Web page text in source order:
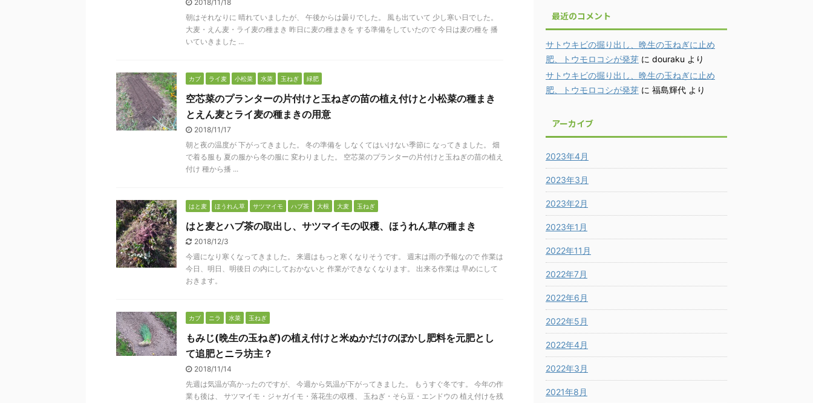
2018/11/18
朝はそれなりに 晴れていましたが、 午後からは曇りでした。 風も出ていて 少し寒い日でした。
大麦・えん麦・ライ麦の種まき 昨日に麦の種まきを する準備をしていたので 今日は麦の種を 播
いていきました ...
カブ ライ麦 小松菜 水菜 玉ねぎ 緑肥
空芯菜のプランターの片付けと玉ねぎの苗の植え付けと小松菜の種まき
とえん麦とライ麦の種まきの用意
2018/11/17
朝と夜の温度が 下がってきました。 冬の準備を しなくてはいけない季節に なってきました。 畑
で着る服も 夏の服から冬の服に 変わりました。 空芯菜のプランターの片付けと玉ねぎの苗の植え
付け 種から播 ...
はと麦 ほうれん草 サツマイモ ハブ茶 大根 大麦 玉ねぎ
はと麦とハブ茶の取出し、サツマイモの収穫、ほうれん草の種まき
2018/12/3
今週になり寒くなってきました。 来週はもっと寒くなりそうです。 週末は雨の予報なので 作業は
今日、明日、明後日 の内にしておかないと 作業ができなくなります。 出来る作業は 早めにして
おきます。
カブ ニラ 水菜 玉ねぎ
もみじ(晩生の玉ねぎ)の植え付けと米ぬかだけのぼかし肥料を元肥とし
て追肥とニラ坊主？
2018/11/14
先週は気温が高かったのですが、 今週から気温が下がってきました。 もうすぐ冬です。 今年の作
業も後は、 サツマイモ・ジャガイモ・落花生の収穫、 玉ねぎ・そら豆・エンドウの 植え付けを残
最近のコメント
サトウキビの掘り出し、晩生の玉ねぎに止め
肥、トウモロコシが発芽 に douraku より
サトウキビの掘り出し、晩生の玉ねぎに止め
肥、トウモロコシが発芽 に 福島輝代 より
アーカイブ
2023年4月
2023年3月
2023年2月
2023年1月
2022年11月
2022年7月
2022年6月
2022年5月
2022年4月
2022年3月
2021年8月